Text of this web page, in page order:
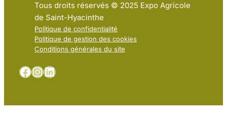
Tous droits réservés © 2025 Expo Agricole
de Saint-Hyacinthe
Politique de confidentialité
Politique de gestion des cookies
Conditions générales du site
Facebook
Instagram
LinkedIn